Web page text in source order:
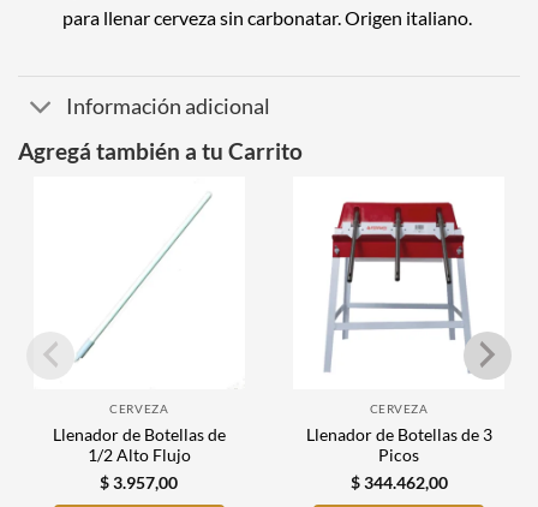
para llenar cerveza sin carbonatar. Origen italiano.
Información adicional
Agregá también a tu Carrito
CERVEZA
Llenador de Botellas de
1/2 Alto Flujo
$3.957,00
CERVEZA
Llenador de Botellas de 3
Picos
$344.462,00